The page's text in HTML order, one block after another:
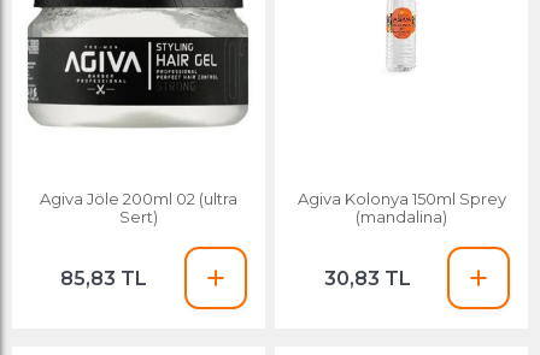
Agiva Jöle 200ml 02 (ultra
Sert)
85,83 TL
Agiva Kolonya 150ml Sprey
(mandalina)
30,83 TL